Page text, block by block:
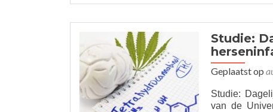
Studie:
Geplaatst op
Studie:
van de